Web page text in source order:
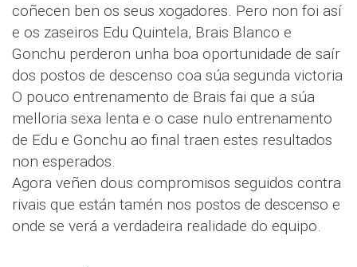
coñecen ben os seus xogadores. Pero non foi así
e os zaseiros Edu Quintela, Brais Blanco e
Gonchu perderon unha boa oportunidade de saír
dos postos de descenso coa súa segunda victoria
O pouco entrenamento de Brais fai que a súa
melloria sexa lenta e o case nulo entrenamento
de Edu e Gonchu ao final traen estes resultados
non esperados.
Agora veñen dous compromisos seguidos contra
rivais que están tamén nos postos de descenso e
onde se verá a verdadeira realidade do equipo.